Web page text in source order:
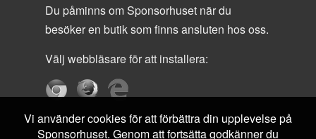
Du påminns om Sponsorhuset när du
besöker en butik som finns ansluten hos oss.
Välj webbläsare för att installera:
Vi använder cookies för att förbättra din upplevelse på
Sponsorhuset. Genom att fortsätta godkänner du